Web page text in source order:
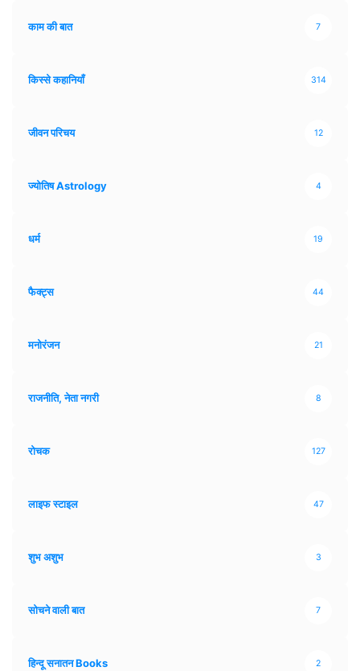
काम की बात 7
किस्से कहानियाँ 314
जीवन परिचय 12
ज्योतिष Astrology 4
धर्म 19
फैक्ट्स 44
मनोरंजन 21
राजनीति, नेता नगरी 8
रोचक 127
लाइफ स्टाइल 47
शुभ अशुभ 3
सोचने वाली बात 7
हिन्दू सनातन Books 2